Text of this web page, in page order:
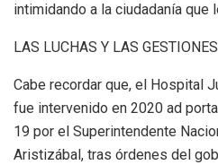
intimidando a la ciudadanía que
LAS LUCHAS Y LAS
Cabe recordar que, el Hospital
fue intervenido en 2020 ad
19 por el Superintendente
Aristizábal, tras órdenes del